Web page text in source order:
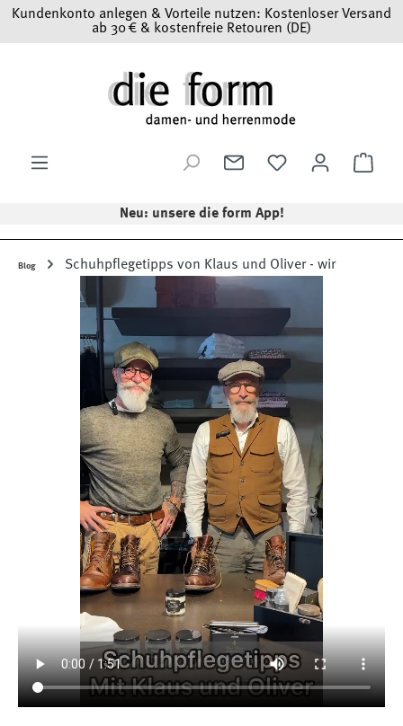
Zum Hauptinhalt springen
Kundenkonto anlegen & Vorteile nutzen: Kostenloser Versand
ab 30 € & kostenfreie Retouren (DE)
Neu: unsere die form App!
Blog Schuhpflegetipps von Klaus und Oliver - wir